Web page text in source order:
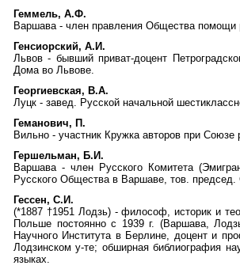
Геммель, А.Ф.
Варшава - член правления Общества
Генсиорский, А.И.
Львов - бывший приват-доцент
Дома во Львове.
Георгиевская, В.А.
Луцк - завед. Русской начальной
Геманович, П.
Вильно - участник Кружка авторов при
Гершельман, Б.И.
Варшава - член Русского Комитета
Русского Общества в Варшаве, тов.
Гессен, С.И.
(*1887 †1951 Лодзь) - философ, историк и
Польше постоянно с 1939 г. (Варшава,
Научного Института в Берлине, доцент и
Лодзинском у-те; обширная библиография
языках.